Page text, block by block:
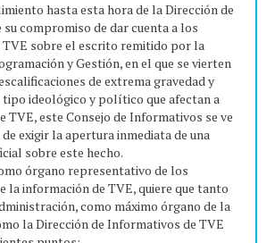
hasta esta hora de la Dirección de
compromiso de dar cuenta a los
TVE sobre el escrito remitido por la
y Gestión, en el que se vierten
de extrema gravedad y
tipo ideológico y político que afectan a
TVE, este Consejo de Informativos se ve
exigir la apertura inmediata de una
sobre este hecho.
órgano representativo de los
la información de TVE, quiere que tanto
como máximo órgano de la
la Dirección de Informativos de TVE